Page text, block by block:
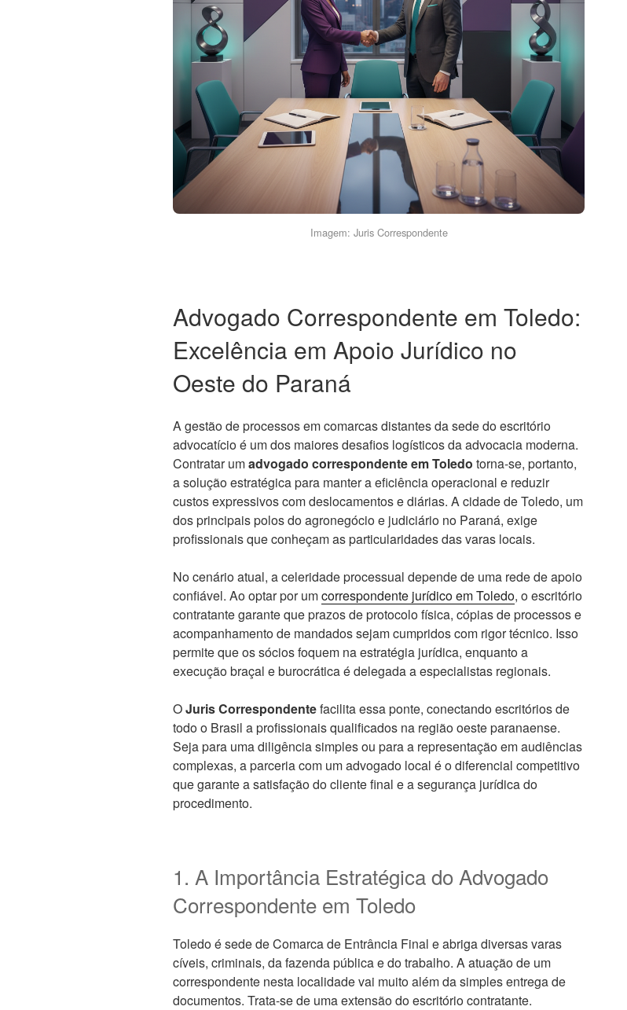
Imagem: Juris Correspondente
Advogado Correspondente em Toledo:
Excelência em Apoio Jurídico no
Oeste do Paraná
A gestão de processos em comarcas distantes da sede do escritório
advocatício é um dos maiores desafios logísticos da advocacia moderna.
Contratar umadvogado correspondente em Toledo torna-se, portanto,
a solução estratégica para manter a eficiência operacional e reduzir
custos expressivos com deslocamentos e diárias. A cidade de Toledo, um
dos principais polos do agronegócio e judiciário no Paraná, exige
profissionais que conheçam as particularidades das varas locais.
No cenário atual, a celeridade processual depende de uma rede de apoio
confiável. Ao optar por umcorrespondente jurídico em Toledo, o escritório
contratante garante que prazos de protocolo física, cópias de processos e
acompanhamento de mandados sejam cumpridos com rigor técnico. Isso
permite que os sócios foquem na estratégia jurídica, enquanto a
execução braçal e burocrática é delegada a especialistas regionais.
OJuris Correspondentefacilita essa ponte, conectando escritórios de
todo o Brasil a profissionais qualificados na região oeste paranaense.
Seja para uma diligência simples ou para a representação em audiências
complexas, a parceria com um advogado local é o diferencial competitivo
que garante a satisfação do cliente final e a segurança jurídica do
procedimento.
1. A Importância Estratégica do Advogado
Correspondente em Toledo
Toledo é sede de Comarca de Entrância Final e abriga diversas varas
cíveis, criminais, da fazenda pública e do trabalho. A atuação de um
correspondente nesta localidade vai muito além da simples entrega de
documentos. Trata-se de uma extensão do escritório contratante.